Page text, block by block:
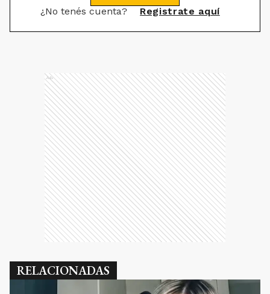
¿No tenés cuenta? Registrate aquí
Ads
RELACIONADAS